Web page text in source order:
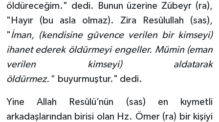
öldüreceğim." dedi. Bunun üzerine Zübeyr (ra),
"Hayır (bu asla olmaz). Zira Resûlullah (sas),
"İman, (kendisine güvence verilen bir kimseyi)
ihanet ederek öldürmeyi engeller. Mümin (eman
verilen kimseyi) aldatarak
öldürmez." buyurmuştur." dedi.
Yine Allah Resûlü’nün (sas) en kıymetli
arkadaşlarından birisi olan Hz. Ömer (ra) bir kişiyi